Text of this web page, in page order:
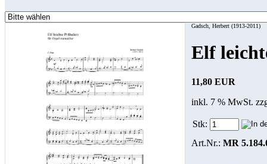
Gadsch, Herbert (1913-2011)
Elf
11,80 EUR
inkl. 7 % MwSt.
Stk:
Art.Nr.: MR